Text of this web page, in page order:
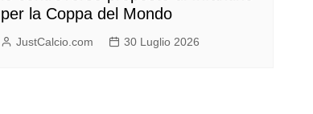
per la Coppa del Mondo
JustCalcio.com 30 Luglio 2026